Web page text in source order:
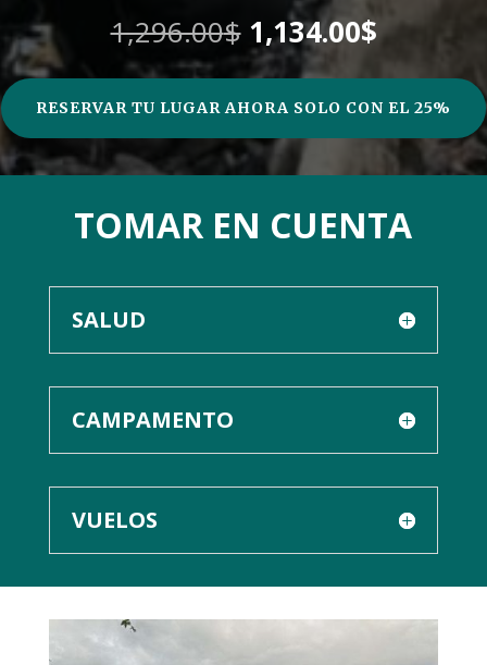
1,296.00$ El
precio
original
era:
1,296.00$.
1,134.00$El
precio
actual
es:
RESERVAR TU LUGAR AHORA SOLO CON EL 25%
TOMAR EN CUENTA
SALUD
CAMPAMENTO
VUELOS